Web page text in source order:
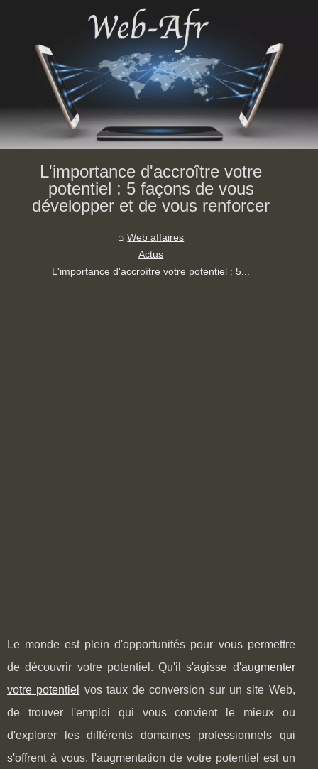
L'importance d'accroître votre
potentiel : 5 façons de vous
développer et de vous renforcer
Web affaires
Actus
L'importance d'accroître votre potentiel : 5...
Le monde est plein d'opportunités pour vous permettre
de découvrir votre potentiel. Qu'il s'agisse d'augmenter
votre potentiel
vos taux de conversion sur un site Web,
de trouver l'emploi qui vous convient le mieux ou
d'explorer les différents domaines professionnels qui
s'offrent à vous, l'augmentation de votre potentiel est un